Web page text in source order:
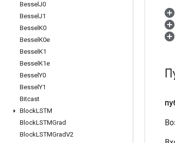
Bessel J0
Bessel J1
Bessel K0
Bessel K0e
Bessel K1
Bessel K1e
BesselY0
BesselY1
Bitcast
BlockLSTM
BlockLSTMGrad
BlockLSTMGradV2